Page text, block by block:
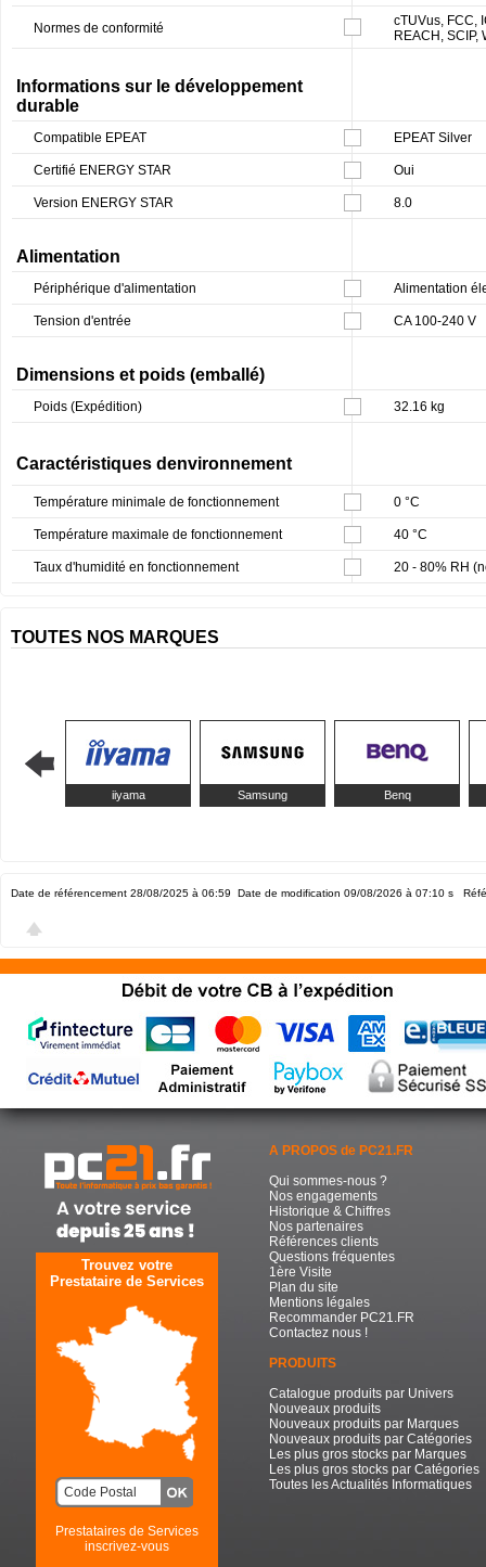
Normes de conformité
cTUVus, FCC,
REACH, SCIP,
Informations sur le développement
durable
Compatible EPEAT EPEAT Silver
Certifié ENERGY STAR Oui
Version ENERGY STAR 8.0
Alimentation
Périphérique d'alimentation Alimentation
Tension d'entrée CA 100-240 V
Dimensions et poids (emballé)
Poids (Expédition) 32.16 kg
Caractéristiques denvironnement
Température minimale de fonctionnement 0 °C
Température maximale de fonctionnement 40 °C
Taux d'humidité en fonctionnement 20 - 80% RH
TOUTES NOS MARQUES
iiyama Samsung Benq
Date de référencement 28/08/2025 à 06:59 Date de modification 09/08/2026 à 07:10 s
Trouvez votre
Prestataire de Services
Prestataires de Services
inscrivez-vous
A PROPOS de PC21.FR
Qui sommes-nous ?
Nos engagements
Historique & Chiffres
Nos partenaires
Références clients
Questions fréquentes
1ère Visite
Plan du site
Mentions légales
Recommander PC21.FR
Contactez nous !
PRODUITS
Catalogue produits par Univers
Nouveaux produits
Nouveaux produits par Marques
Nouveaux produits par Catégories
Les plus gros stocks par Marques
Les plus gros stocks par Catégories
Toutes les Actualités Informatiques